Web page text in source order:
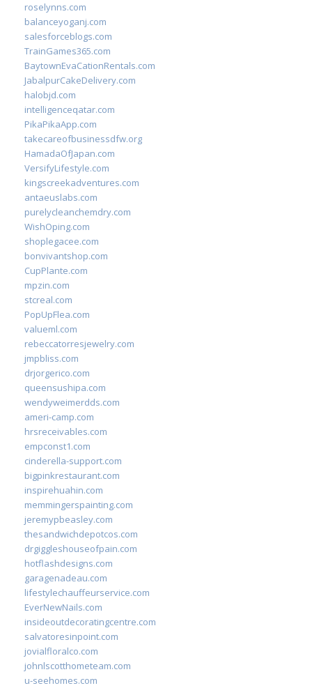
roselynns.com
balanceyoganj.com
salesforceblogs.com
TrainGames365.com
BaytownEvaCationRentals.com
JabalpurCakeDelivery.com
halobjd.com
intelligenceqatar.com
PikaPikaApp.com
takecareofbusinessdfw.org
HamadaOfJapan.com
VersifyLifestyle.com
kingscreekadventures.com
antaeuslabs.com
purelycleanchemdry.com
WishOping.com
shoplegacee.com
bonvivantshop.com
CupPlante.com
mpzin.com
stcreal.com
PopUpFlea.com
valueml.com
rebeccatorresjewelry.com
jmpbliss.com
drjorgerico.com
queensushipa.com
wendyweimerdds.com
ameri-camp.com
hrsreceivables.com
empconst1.com
cinderella-support.com
bigpinkrestaurant.com
inspirehuahin.com
memmingerspainting.com
jeremypbeasley.com
thesandwichdepotcos.com
drgiggleshouseofpain.com
hotflashdesigns.com
garagenadeau.com
lifestylechauffeurservice.com
EverNewNails.com
insideoutdecoratingcentre.com
salvatoresinpoint.com
jovialfloralco.com
johnlscotthometeam.com
u-seehomes.com